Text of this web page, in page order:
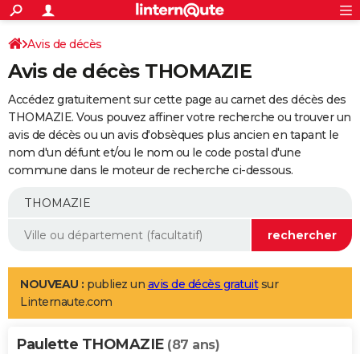
ACTUALITÉS
Politique
Société
Faits Divers
Education
Monde
Villes
+
SPORT
Coupe du monde 2026
Football
Tennis
Cyclisme
Rugby
Forum
Programme TV
TNT
Streaming
Cinéma
Sorties cinéma
Musique
+
FINANCE
Retraite
Epargne
Immobilier
Risques naturels par ville
Banque
Assurance
AUTO
Essais
Réserver un essai
Citadines
Berlines
SUV
Forum auto
+
Mobiles
Meilleur smartphone
Internet
Ordinateurs
Jeux vidéo
Guide high-tech
Aménagement intérieur
LIFESTYLE
Art de vivre
Bien-être
Loisirs
Mode
Modes de vie
Alimentation
Guide de la santé
Maladies
Médicaments
Sommeil
VOYAGE
Avis de décès
Avis de décès THOMAZIE
Accédez gratuitement sur cette page au carnet des décès des
THOMAZIE. Vous pouvez affiner votre recherche ou trouver un
avis de décès ou un avis d'obsèques plus ancien en tapant le
nom d'un défunt et/ou le nom ou le code postal d'une
commune dans le moteur de recherche ci-dessous.
NOUVEAU : publiez un avis de décès gratuitsur
Linternaute.com
Paulette THOMAZIE (87 ans)